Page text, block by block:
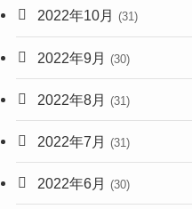
2022年10月 (31)
2022年9月 (30)
2022年8月 (31)
2022年7月 (31)
2022年6月 (30)